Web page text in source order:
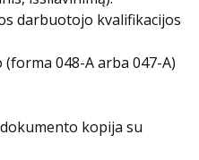
darbuotojo kvalifikacijos
048-A arba 047-A)
kopija su